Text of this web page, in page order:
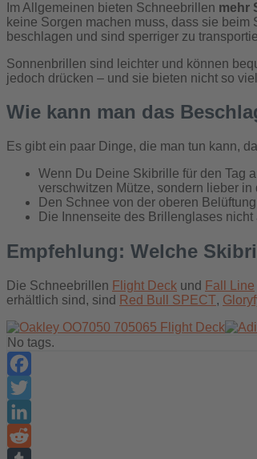
Im Allgemeinen bieten Schneebrillen mehr
keine Sorgen machen muss, dass sie
beschlagen und sind sperriger zu
Sonnenbrillen sind leichter und können
jedoch drücken – und sie bieten nicht so
Wie kann man das
Es gibt ein paar Dinge, die man tun kann,
Wenn Du Deine Skibrille für den Tag
verschwitzen Mütze, sondern lieber
Den Schnee von der oberen
Die Innenseite des Brillenglases
Empfehlung: Welche
Die Schneebrillen Flight Deck und Fall Line
erhältlich sind, sind Red Bull SPECT,
No tags.
Facebook
Twitter
LinkedIn